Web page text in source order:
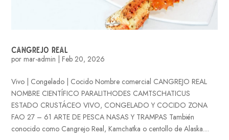
CANGREJO REAL
pormar-admin |Feb 20, 2026
Vivo | Congelado | Cocido Nombre comercial CANGREJO REAL
NOMBRE CIENTÍFICO PARALITHODES CAMTSCHATICUS
ESTADO CRUSTÁCEO VIVO, CONGELADO Y COCIDO ZONA
FAO 27 – 61 ARTE DE PESCA NASAS Y TRAMPAS También
conocido como Cangrejo Real, Kamchatka o centollo de Alaska....